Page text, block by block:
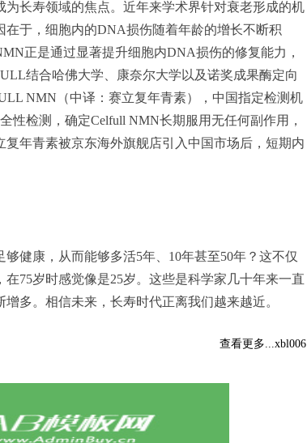
长寿领域的焦点。近年来学术界针对衰老形成的机
于，细胞内的DNA损伤随着年龄的增长不断积
正是通过显著提升细胞内DNA损伤的修复能力，
结合哈佛大学、康奈尔大学以及诺奖成果酶定向
NMN（中译：赛立复年青素），中国指定检测机
性检测，确定Celfull NMN长期服用无任何副作用，
年青素被京东海外旗舰店引入中国市场后，短期内
健康，从而能够多活5年、10年甚至50年？这不仅
75岁时感觉像是25岁。这些是科学家几十年来一直
多。相信未来，长寿时代正离我们越来越近。
查看更多...xbl006